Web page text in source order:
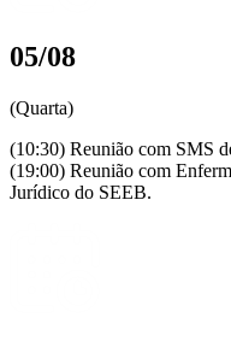
05/08
(Quarta)
(10:30) Reunião com SMS
(19:00) Reunião com
Jurídico do SEEB.